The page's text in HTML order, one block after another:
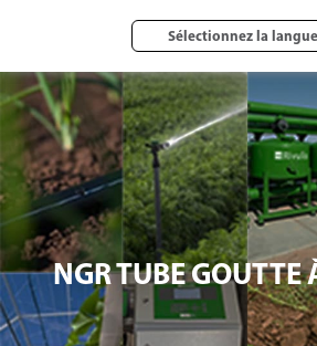
Sélectionnez la langue
NGR TUBE GOUTTE